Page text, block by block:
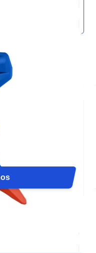
la fuerza del
máxima
de losas,
o arranque de
de 27 a 37